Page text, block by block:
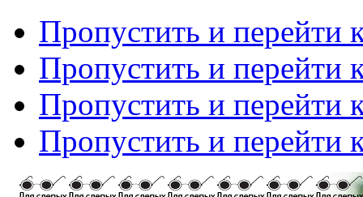
Пропустить и перейти
Пропустить и перейти
Пропустить и перейти
Пропустить и перейти